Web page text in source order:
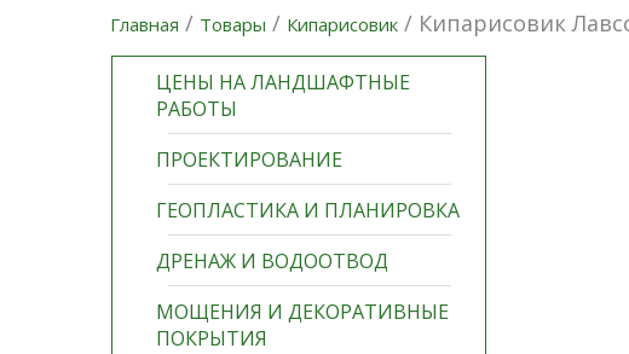
Главная / Товары / Кипарисовик / Кипарисовик
ЦЕНЫ НА ЛАНДШАФТНЫЕ
РАБОТЫ
ПРОЕКТИРОВАНИЕ
ГЕОПЛАСТИКА И ПЛАНИРОВКА
ДРЕНАЖ И ВОДООТВОД
МОЩЕНИЯ И ДЕКОРАТИВНЫЕ
ПОКРЫТИЯ